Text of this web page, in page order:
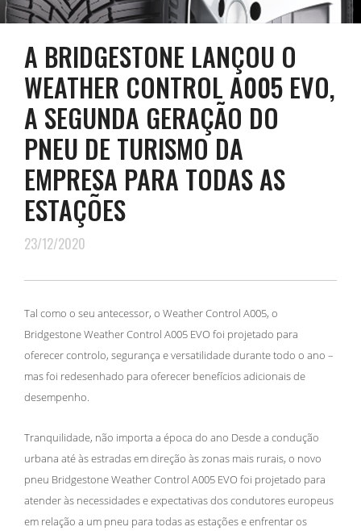
A BRIDGESTONE LANÇOU O
WEATHER CONTROL A005 EVO,
A SEGUNDA GERAÇÃO DO
PNEU DE TURISMO DA
EMPRESA PARA TODAS AS
ESTAÇÕES
23/12/2020
Tal como o seu antecessor, o Weather Control A005, o
Bridgestone Weather Control A005 EVO foi projetado para
oferecer controlo, segurança e versatilidade durante todo o ano –
mas foi redesenhado para oferecer benefícios adicionais de
desempenho.
Tranquilidade, não importa a época do ano Desde a condução
urbana até às estradas em direção às zonas mais rurais, o novo
pneu Bridgestone Weather Control A005 EVO foi projetado para
atender às necessidades e expectativas dos condutores europeus
em relação a um pneu para todas as estações e enfrentar os